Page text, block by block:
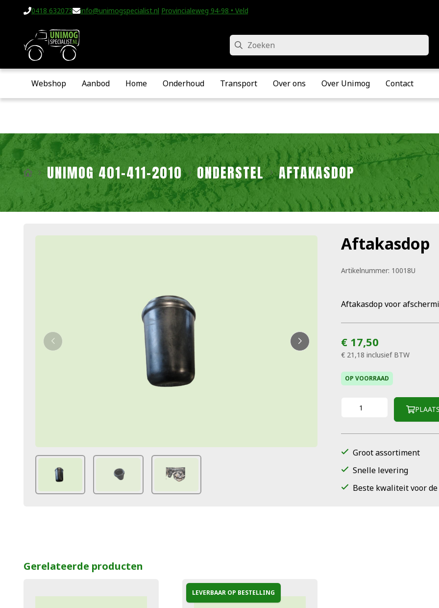
0418 632073 info@unimogspecialist.nl Provincialeweg 94-98 • Velddriel
Zoeken
Webshop Aanbod Home Onderhoud Transport Over ons Over Unimog Contact
UNIMOG 401-411-2010 ONDERSTEL AFTAKASDOP
Aftakasdop
Artikelnummer: 10018U
Aftakasdop voor
€ 17,50
€ 21,18 inclusief BTW
OP VOORRAAD
Groot assortiment
Snelle levering
Beste kwaliteit voor
Gerelateerde producten
LEVERBAAR OP BESTELLING